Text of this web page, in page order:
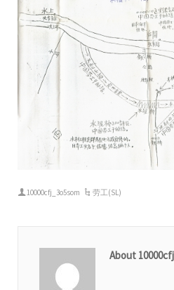
10000cfj_3o5som 劳工(SL)
About